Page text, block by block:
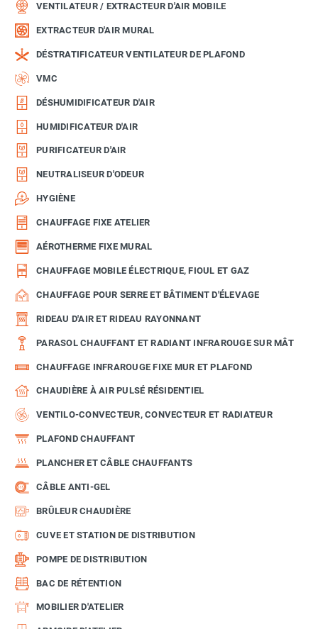
VENTILATEUR / EXTRACTEUR D'AIR MOBILE
EXTRACTEUR D'AIR MURAL
DÉSTRATIFICATEUR VENTILATEUR DE PLAFOND
VMC
DÉSHUMIDIFICATEUR D'AIR
HUMIDIFICATEUR D'AIR
PURIFICATEUR D'AIR
NEUTRALISEUR D'ODEUR
HYGIÈNE
CHAUFFAGE FIXE ATELIER
AÉROTHERME FIXE MURAL
CHAUFFAGE MOBILE ÉLECTRIQUE, FIOUL ET GAZ
CHAUFFAGE POUR SERRE ET BÂTIMENT D'ÉLEVAGE
RIDEAU D'AIR ET RIDEAU RAYONNANT
PARASOL CHAUFFANT ET RADIANT INFRAROUGE SUR MÂT
CHAUFFAGE INFRAROUGE FIXE MUR ET PLAFOND
CHAUDIÈRE À AIR PULSÉ RÉSIDENTIEL
VENTILO-CONVECTEUR, CONVECTEUR ET RADIATEUR
PLAFOND CHAUFFANT
PLANCHER ET CÂBLE CHAUFFANTS
CÂBLE ANTI-GEL
BRÛLEUR CHAUDIÈRE
CUVE ET STATION DE DISTRIBUTION
POMPE DE DISTRIBUTION
BAC DE RÉTENTION
MOBILIER D'ATELIER